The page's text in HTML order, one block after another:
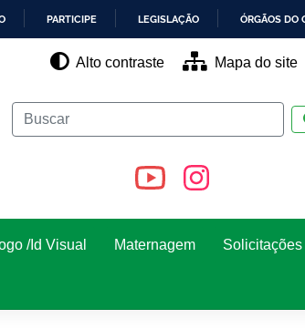
PARTICIPE LEGISLAÇÃO ÓRGÃOS DO
Alto contraste Mapa do site
/Id Visual Maternagem Solicitações